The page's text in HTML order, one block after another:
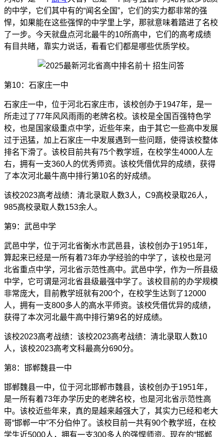
的中学，它们其中有的“闻名全国”，它们的实力都非常的强
悍，如果能在这些强悍的中学里上学，那就意味着踏进了名校
了一步。今天就盘点河北最牛的10所高中，它们的高考成绩
有目共睹，靠实力说话，看看它们都是哪些优质学校。
第10：石家庄一中
石家庄一中，位于河北石家庄市，该校创办于1947年，是一
所走过了77年风风雨雨的老牌名校。该校是全国百强特色学
校，也是国家级重点中学，近些年来，由于其它一些高中发展
过于迅猛，加上石家庄一中发展遇到一些问题，使得该校整体
排名下滑了。该校目前共有75个教学班，在校学生4000人左
右，拥有一支360人的优秀师资。该校凭借优异的成绩，获得
了本次河北最牛高中排行第10名的好成绩。
该校2023高考战绩：清北录取人数3人，C9高校录取26人，
985高校录取人数153余人。
第9：武邑中学
武邑中学，位于河北省衡水市武邑县，该校创办于1951年，
算起来已经是一所有着73年办学经验的中学了，该校也是河
北省重点中学，河北省示范性高中。武邑中学，作为一所县级
中学，它可谓是河北省县级最强中学了。该校目前的办学规模
非常庞大，目前教学班就有200个，在校学生达到了12000
人，拥有一支800多人的高水平师资。该校凭借优异的成绩，
获得了本次河北最牛高中排行第9名的好成绩。
该校2023高考战绩：该校2023高考战绩：清北录取人数10
人，该校2023高考文科最高分690分。
第8：邯郸魏县一中
邯郸魏县一中，位于河北邯郸市魏县，该校创办于1951年，
是一所有着73年办学历史的老牌名校，也是河北省示范性高
中。该校近些年来，真的是越来越强大了，其实力已经和老大
哥“邯郸一中”不分伯仲了。该校目前一共有90个教学班，在校
学生近5000人，拥有一支300多人的强悍师资。现在的“邯郸